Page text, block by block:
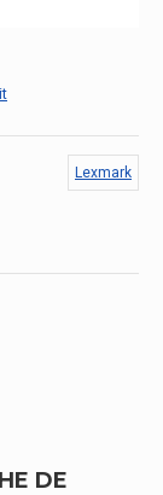
Lexmark
DE